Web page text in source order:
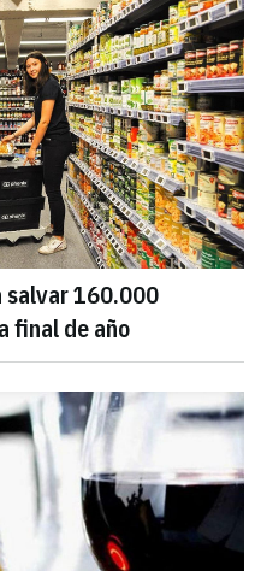
salvar 160.000
final de año